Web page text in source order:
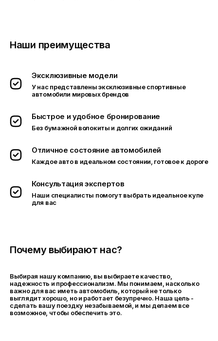
Наши преимущества
Эксклюзивные модели
У нас представлены эксклюзивные спортивные
автомобили мировых брендов
Быстрое и удобное бронирование
Без бумажной волокиты и долгих ожиданий
Отличное состояние автомобилей
Каждое авто в идеальном состоянии, готовое к дороге
Консультация экспертов
Наши специалисты помогут выбрать идеальное купе
для вас
Почему выбирают нас?
Выбирая нашу компанию, вы выбираете качество,
надежность и профессионализм. Мы понимаем, насколько
важно для вас иметь автомобиль, который не только
выглядит хорошо, но и работает безупречно. Наша цель -
сделать вашу поездку незабываемой, и мы делаем все
возможное, чтобы обеспечить это.